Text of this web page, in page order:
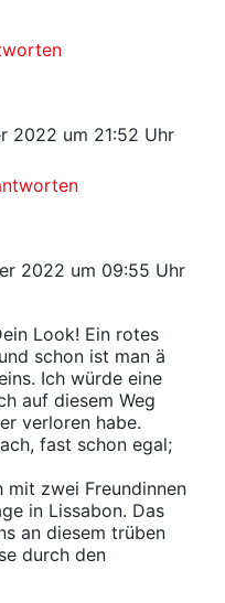
2022 um 21:52 Uhr
2022 um 09:55 Uhr
Look! Ein rotes
schon ist man ä
Ich würde eine
auf diesem Weg
verloren habe.
fast schon egal;
mit zwei Freundinnen
in Lissabon. Das
an diesem trüben
durch den